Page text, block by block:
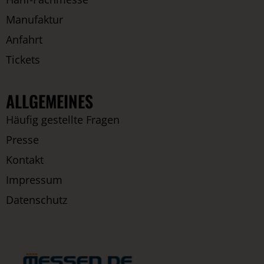
Manufaktur
Anfahrt
Tickets
ALLGEMEINES
Häufig gestellte Fragen
Presse
Kontakt
Impressum
Datenschutz